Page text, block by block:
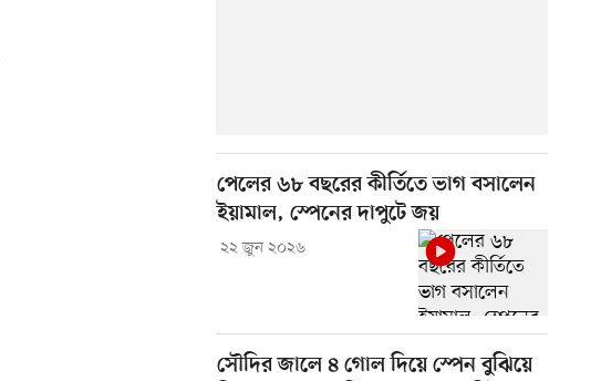
পেলের ৬৮ বছরের কীর্তিতে ভাগ বসালেন
ইয়ামাল, স্পেনের দাপুটে জয়
২২ জুন ২০২৬
সৌদির জালে ৪ গোল দিয়ে স্পেন বুঝিয়ে